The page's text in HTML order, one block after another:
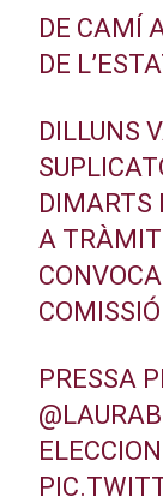
DE CAMÍ
DE
DILLUNS
DIMARTS
A
PRESSA